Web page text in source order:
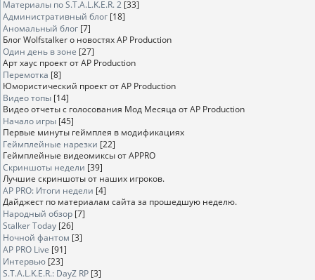
Материалы по S.T.A.L.K.E.R. 2 [33]
Административный блог [18]
Аномальный блог [7]
Блог Wolfstalker о новостях AP Production
Один день в зоне [27]
Арт хаус проект от AP Production
Перемотка [8]
Юмористический проект от AP Production
Видео топы [14]
Видео отчеты с голосования Мод Месяца от AP Production
Начало игры [45]
Первые минуты геймплея в модификациях
Геймплейные нарезки [22]
Геймплейные видеомиксы от APPRO
Скриншоты недели [39]
Лучшие скриншоты от наших игроков.
AP PRO: Итоги недели [4]
Дайджест по материалам сайта за прошедшую неделю.
Народный обзор [7]
Stalker Today [26]
Ночной фантом [3]
AP PRO Live [91]
Интервью [23]
S.T.A.L.K.E.R.: DayZ RP [3]